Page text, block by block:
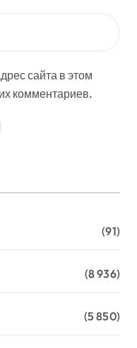
сайта в этом
комментариев.
(91)
(8 936)
(5 850)